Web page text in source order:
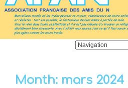
Month: mars 2024